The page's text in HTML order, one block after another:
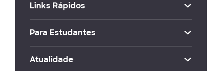
Links Rápidos
Para Estudantes
Atualidade